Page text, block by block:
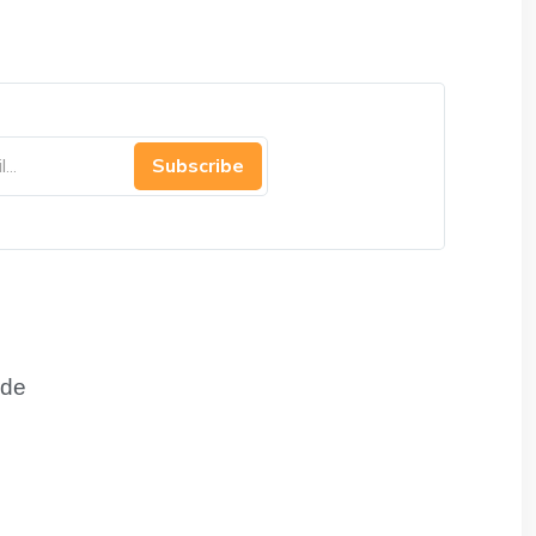
Subscribe